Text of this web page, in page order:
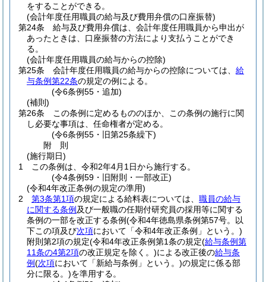
をすることができる。
(会計年度任用職員の給与及び費用弁償の口座振替)
第24条
給与及び費用弁償は、会計年度任用職員から申出が
あったときは、口座振替の方法により支払うことができ
る。
(会計年度任用職員の給与からの控除)
第25条
会計年度任用職員の給与からの控除については、 給
与条例第22条の規定の例による。
(令6条例55・追加)
(補則)
第26条
この条例に定めるもののほか、この条例の施行に関
し必要な事項は、任命権者が定める。
(令6条例55・旧第25条繰下)
附 則
(施行期日)
1
この条例は、令和2年4月1日から施行する。
(令4条例59・旧附則・一部改正)
(令和4年改正条例の規定の準用)
2
第3条第1項の規定による給料表については、 職員の給与
に関する条例 及び一般職の任期付研究員の採用等に関する
条例の一部を改正する条例(令和4年徳島県条例第57号。以
下この項及び次項において「令和4年改正条例」という。)
附則第2項の規定(令和4年改正条例第1条の規定(給与条例第
11条の4第2項の改正規定を除く。)による改正後の給与条
例(次項において「新給与条例」という。)の規定に係る部
分に限る。)を準用する。